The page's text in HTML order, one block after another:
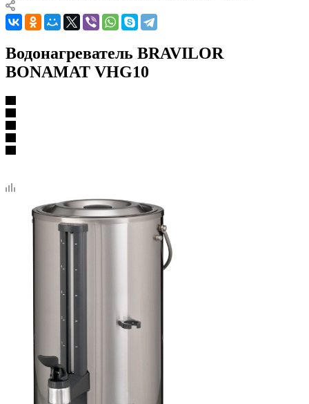
Водонагреватель BRAVILOR
BONAMAT VHG10